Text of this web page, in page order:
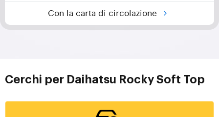
Con la carta di circolazione
Cerchi per Daihatsu Rocky Soft Top